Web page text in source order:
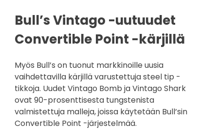
Bull’s Vintago -uutuudet
Convertible Point -kärjillä
Myös Bull’s on tuonut markkinoille uusia
vaihdettavilla kärjillä varustettuja steel tip -
tikkoja. Uudet Vintago Bomb ja Vintago Shark
ovat 90-prosenttisesta tungstenista
valmistettuja malleja, joissa käytetään Bull’sin
Convertible Point -järjestelmää.